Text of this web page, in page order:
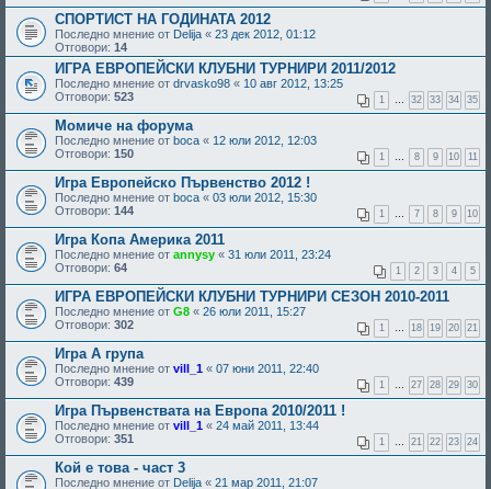
СПОРТИСТ НА ГОДИНАТА 2012
Последно мнение от Delija « 23 дек 2012, 01:12
Отговори: 14
ИГРА ЕВРОПЕЙСКИ КЛУБНИ ТУРНИРИ 2011/2012
Последно мнение от drvasko98 « 10 авг 2012, 13:25
Отговори: 523 1 … 32 33 34 35
Момиче на форума
Последно мнение от boca « 12 юли 2012, 12:03
Отговори: 150 1 … 8 9 10 11
Игра Европейско Първенство 2012 !
Последно мнение от boca « 03 юли 2012, 15:30
Отговори: 144 1 … 7 8 9 10
Игра Копа Америка 2011
Последно мнение от annysy « 31 юли 2011, 23:24
Отговори: 64 1 2 3 4 5
ИГРА ЕВРОПЕЙСКИ КЛУБНИ ТУРНИРИ СЕЗОН 2010-2011
Последно мнение от G8 « 26 юли 2011, 15:27
Отговори: 302 1 … 18 19 20 21
Игра А група
Последно мнение от vill_1 « 07 юни 2011, 22:40
Отговори: 439 1 … 27 28 29 30
Игра Първенствата на Европа 2010/2011 !
Последно мнение от vill_1 « 24 май 2011, 13:44
Отговори: 351 1 … 21 22 23 24
Кой е това - част 3
Последно мнение от Delija « 21 мар 2011, 21:07